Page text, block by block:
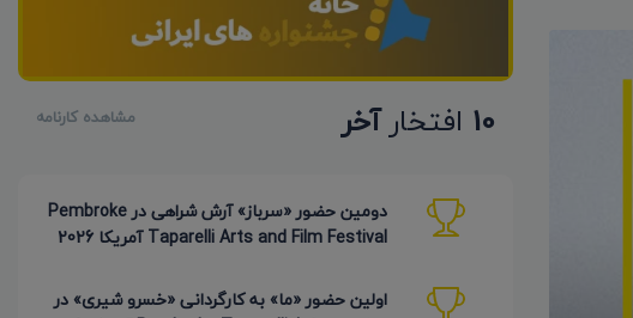
10 افتخارآخر مشاهده کارنامه
دومین حضور «سرباز» آرش شراهی در Pembroke
Taparelli Arts and Film Festival آمریکا 2026
اولین حضور «ما» به کارگردانی «خسرو شیری» در